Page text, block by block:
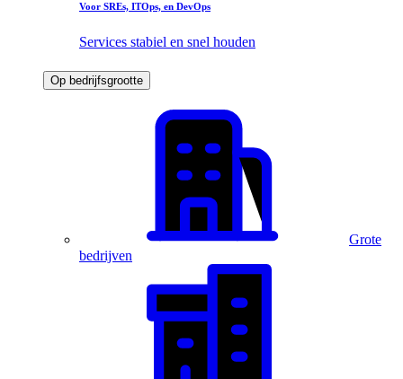
Voor SREs, ITOps, en DevOps
Services stabiel en snel houden
Op bedrijfsgrootte
Grote
bedrijven